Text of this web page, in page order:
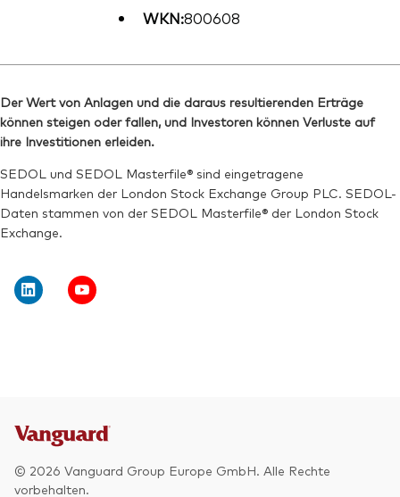
WKN:800608
Der Wert von Anlagen und die daraus resultierenden Erträge
können steigen oder fallen, und Investoren können Verluste auf
ihre Investitionen erleiden.
SEDOL und SEDOL Masterfile® sind eingetragene
Handelsmarken der London Stock Exchange Group PLC. SEDOL-
Daten stammen von der SEDOL Masterfile® der London Stock
Exchange.
© 2026 Vanguard Group Europe GmbH. Alle Rechte
vorbehalten.